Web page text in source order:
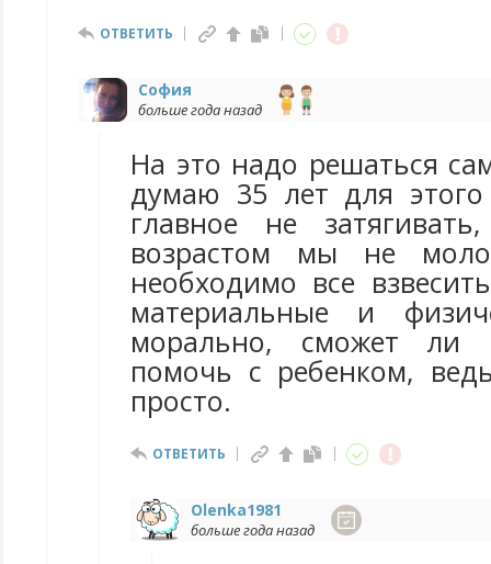
ОТВЕТИТЬ
София
больше года назад
На это надо решаться
думаю 35 лет для
главное не
возрастом мы не
необходимо все
материальные и
морально, сможет ли
помочь с ребенком,
просто.
ОТВЕТИТЬ
Olenka1981
больше года назад